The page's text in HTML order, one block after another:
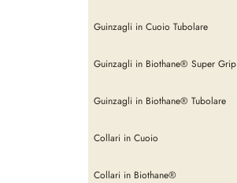
Guinzagli in Cuoio Tubolare
Guinzagli in Biothane® Super Grip
Guinzagli in Biothane® Tubolare
Collari in Cuoio
Collari in Biothane®